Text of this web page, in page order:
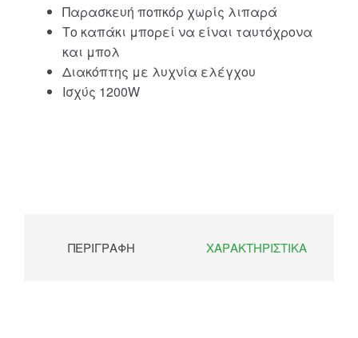
Παρασκευή ποπκόρ χωρίς λιπαρά
Το καπάκι μπορεί να είναι ταυτόχρονα
και μπολ
Διακόπτης με λυχνία ελέγχου
Ισχύς 1200W
ΠΕΡΙΓΡΑΦΉ ΧΑΡΑΚΤΗΡΙΣΤΙΚΆ